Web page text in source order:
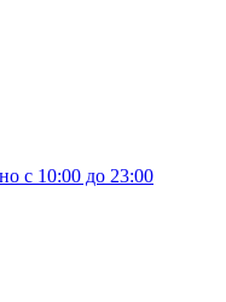
с 10:00 до 23:00